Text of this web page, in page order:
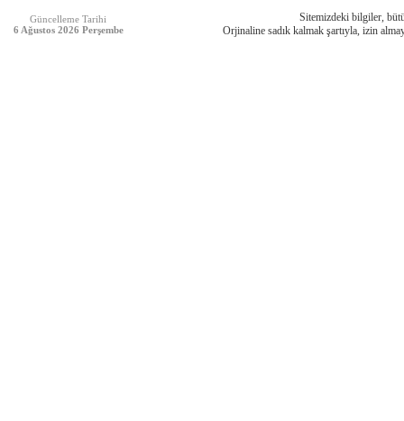
Güncelleme Tarihi
6 Ağustos 2026 Perşembe
Sitemizdeki bilgiler,
Orjinaline sadık kalmak şartıyla, izin